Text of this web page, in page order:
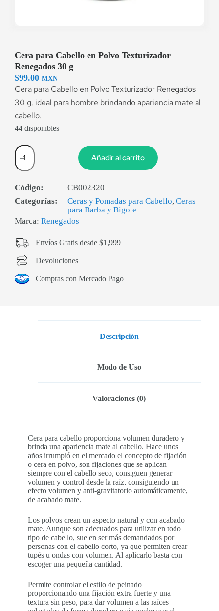
Cera para Cabello en Polvo Texturizador
Renegados 30 g
$99.00 MXN
Cera para Cabello en Polvo Texturizador Renegados
30 g, ideal para hombre brindando apariencia mate al
cabello.
44 disponibles
Añadir al carrito
Código:
CB002320
Categorías:
Ceras y Pomadas para Cabello, Ceras
para Barba y Bigote
Marca: Renegados
Envíos Gratis desde $1,999
Devoluciones
Compras con Mercado Pago
Descripción
Modo de Uso
Valoraciones (0)
Cera para cabello proporciona volumen duradero y
brinda una apariencia mate al cabello. Hace unos
años irrumpió en el mercado el concepto de fijación
o cera en polvo, son fijaciones que se aplican
siempre con el cabello seco, consiguen generar
volumen y control desde la raíz, consiguiendo un
efecto volumen y anti-gravitatorio automáticamente,
de acabado mate.
Los polvos crean un aspecto natural y con acabado
mate. Aunque son adecuados para utilizar en todo
tipo de cabello, suelen ser más demandados por
personas con el cabello corto, ya que permiten crear
tupés u ondas con volumen. Al aplicarlo basta con
escoger una pequeña cantidad.
Permite controlar el estilo de peinado
proporcionando una fijación extra fuerte y una
textura sin peso, para dar volumen a las raíces